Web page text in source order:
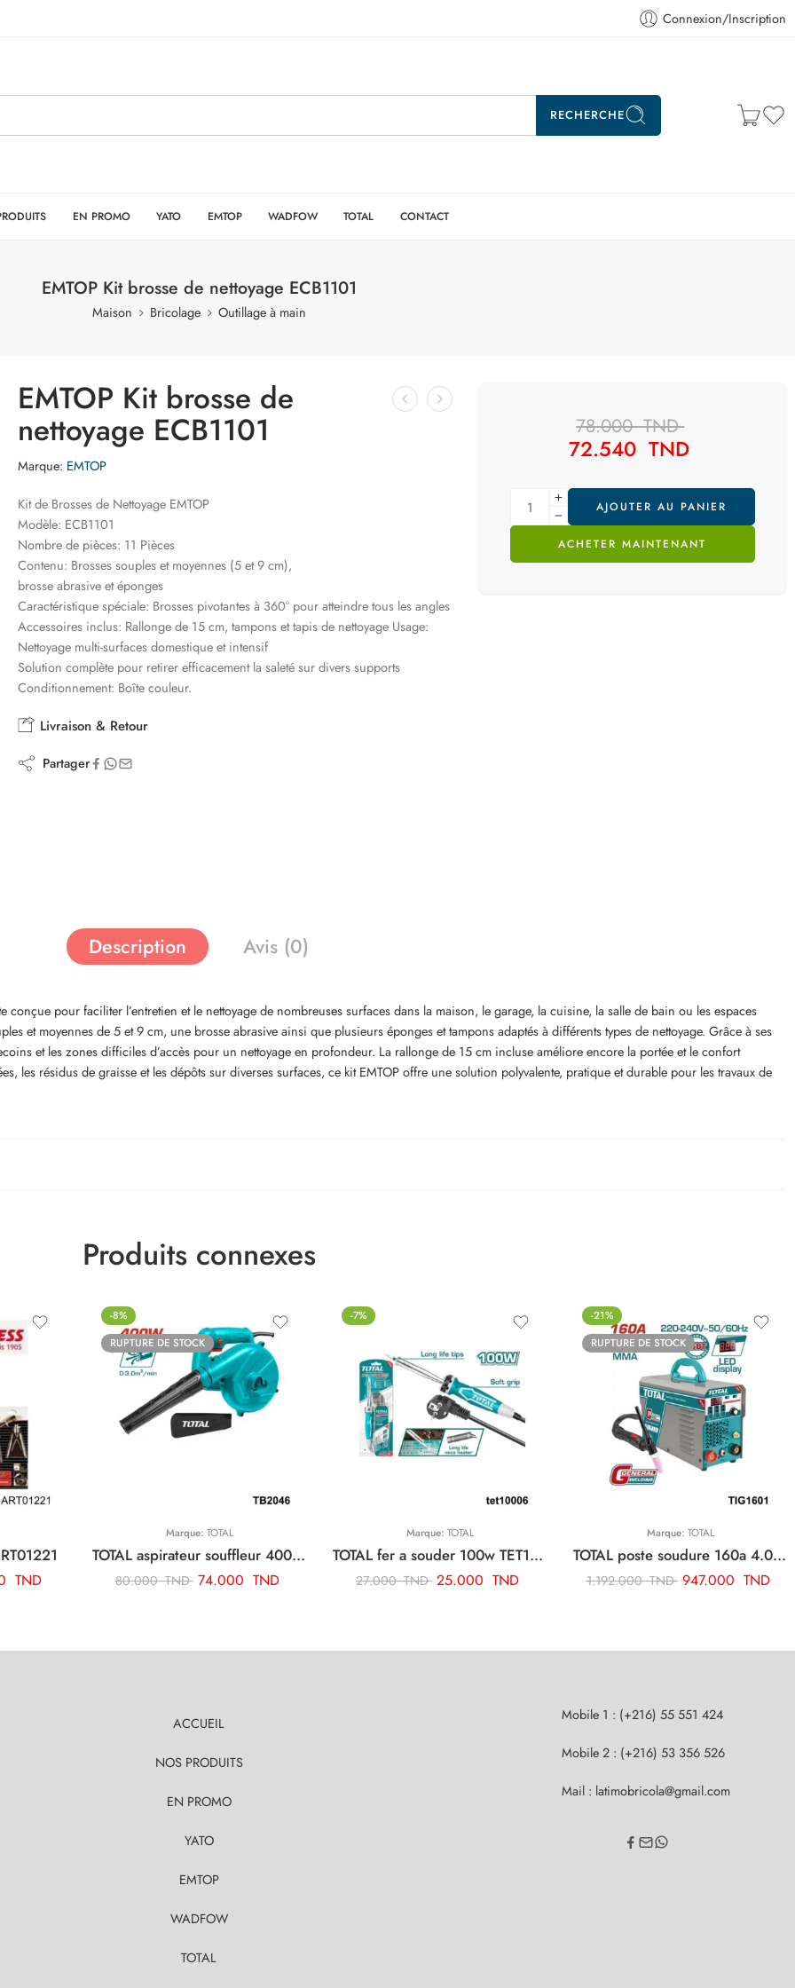
Connexion/Inscription
RECHERCHE
EN PROMO YATO EMTOP WADFOW TOTAL CONTACT
EMTOP Kit brosse de nettoyage ECB1101
Maison Bricolage Outillage à main
EMTOP Kit brosse de
nettoyage ECB1101
Marque: EMTOP
Kit de Brosses de Nettoyage EMTOP
Modèle: ECB1101
Nombre de pièces: 11 Pièces
Contenu: Brosses souples et moyennes (5 et 9 cm),
brosse abrasive et éponges
Caractéristique spéciale: Brosses pivotantes à 360° pour atteindre tous les angles
Accessoires inclus: Rallonge de 15 cm, tampons et tapis de nettoyage Usage:
Nettoyage multi-surfaces domestique et intensif
Solution complète pour retirer efficacement la saleté sur divers supports
Conditionnement: Boîte couleur.
Livraison & Retour
Partager
78.000TND
72.540 TND
AJOUTER AU PANIER
ACHETER MAINTENANT
Description Avis (0)
conçue pour faciliter l’entretien et le nettoyage de nombreuses surfaces dans la maison, le garage, la cuisine, la salle de bain ou les espaces
et moyennes de 5 et 9 cm, une brosse abrasive ainsi que plusieurs éponges et tampons adaptés à différents types de nettoyage. Grâce à ses
et les zones difficiles d’accès pour un nettoyage en profondeur. La rallonge de 15 cm incluse améliore encore la portée et le confort
les résidus de graisse et les dépôts sur diverses surfaces, ce kit EMTOP offre une solution polyvalente, pratique et durable pour les travaux de
Produits connexes
TND
-8%
RUPTURE DE STOCK
Marque: TOTAL
TOTAL aspirateur souffleur 400w TB2046
80.000TND 74.000 TND
-7%
Marque: TOTAL
TOTAL fer a souder 100w TET10006
27.000TND 25.000 TND
-21%
RUPTURE DE STOCK
Marque: TOTAL
TOTAL poste soudure 160a 4.0 tig mma onduleur TIG1601
1.192.000TND 947.000 TND
ACCUEIL
NOS PRODUITS
EN PROMO
YATO
EMTOP
WADFOW
TOTAL
Mobile 1 : (+216) 55 551 424
Mobile 2 : (+216) 53 356 526
Mail : latimobricola@gmail.com